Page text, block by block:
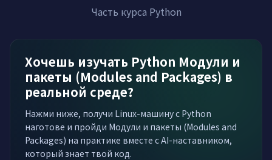
Часть курса Python
Хочешь изучать Python Модули и
пакеты (Modules and Packages) в
реальной среде?
Нажми ниже, получи Linux-машину с Python
наготове и пройди Модули и пакеты (Modules and
Packages) на практике вместе с AI-наставником,
который знает твой код.